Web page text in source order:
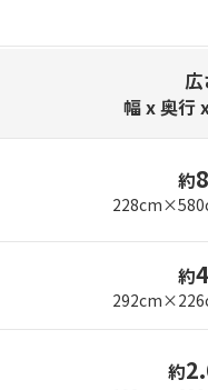
広
幅 x 奥行
約8
約4
約